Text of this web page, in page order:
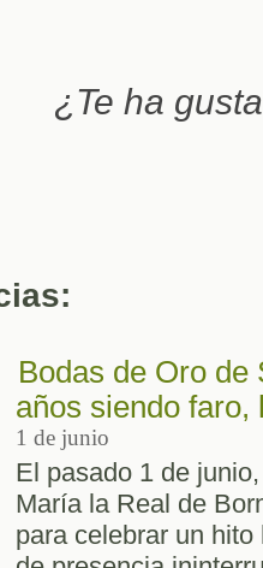
¿Te ha
Bodas de Oro
años siendo faro,
1 de junio
El pasado 1 de
María la Real de
para celebrar un